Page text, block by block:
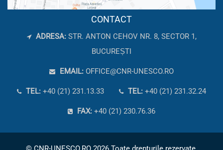
CONTACT
ADRESA: STR. ANTON CEHOV NR. 8, SECTOR 1,
BUCUREȘTI
EMAIL: OFFICE@CNR-UNESCO.RO
TEL: +40 (21) 231.13.33 TEL: +40 (21) 231.32.24
FAX: +40 (21) 230.76.36